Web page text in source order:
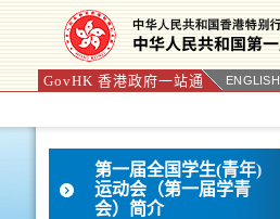
GovHK 香港政府一站通 ENGLISH
按“Tab”进入菜单
第一届全国学生(青年)
运动会（第一届学青
会）简介